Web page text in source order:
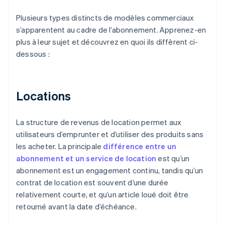
Plusieurs types distincts de modèles commerciaux
s’apparentent au cadre de l’abonnement. Apprenez-en
plus à leur sujet et découvrez en quoi ils diffèrent ci-
dessous :
Locations
La structure de revenus de location permet aux
utilisateurs d’emprunter et d’utiliser des produits sans
les acheter. La principale différence entre un
abonnement et un service de location est qu’un
abonnement est un engagement continu, tandis qu’un
contrat de location est souvent d’une durée
relativement courte, et qu’un article loué doit être
retourné avant la date d’échéance.